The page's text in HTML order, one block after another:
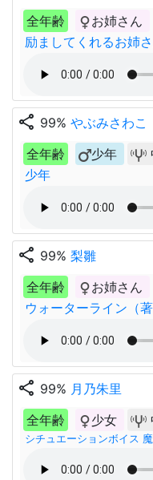
全年齢
お姉さん
励ましてくれるお姉
share 99% やぶみさわこ
全年齢
少年
少年
share 99% 梨雛
全年齢
お姉さん
ウォーターライン（
share 99% 月乃朱里
全年齢
少女
シチュエーションボイス